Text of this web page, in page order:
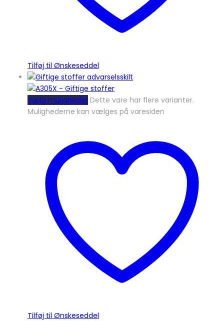
Tilføj til Ønskeseddel
Vælg muligheder Dette vare har flere varianter.
Mulighederne kan vælges på varesiden
Tilføj til Ønskeseddel